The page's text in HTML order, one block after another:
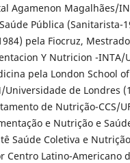
Agamenon Magalhães/
Pública (Sanitarista-
pela Fiocruz,
Y Nutricion -INTA/
pela London School
Universidade de Londres
de Nutrição-CCS/
e Nutrição e
Saúde Coletiva e
Centro Latino-Americano